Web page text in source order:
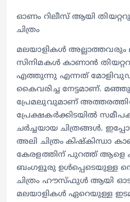
ഓണം റിലീസ് ആയി
ചിത്രം
മലയാളികള്‍ അല്ലാത്തവരും
സിനിമകള്‍ കാണാന്‍
എത്തുന്നു എന്നത്
കൈവരിച്ച നേട്ടമാണ്.
പ്രേമലുവുമാണ്
പ്രേക്ഷകര്‍ക്കിടയില്‍
ചര്‍ച്ചയായ ചിത്രങ്ങള്‍.
അലി ചിത്രം കിഷ്കിന്ധാ
കേരളത്തിന് പുറത്ത് ആളെ
ബംഗളൂരു ഉള്‍പ്പെടെയുള്ള
ചിത്രം ഹൗസ്ഫുള്‍ ആയി
മലയാളികള്‍ ഏറെയുള്ള